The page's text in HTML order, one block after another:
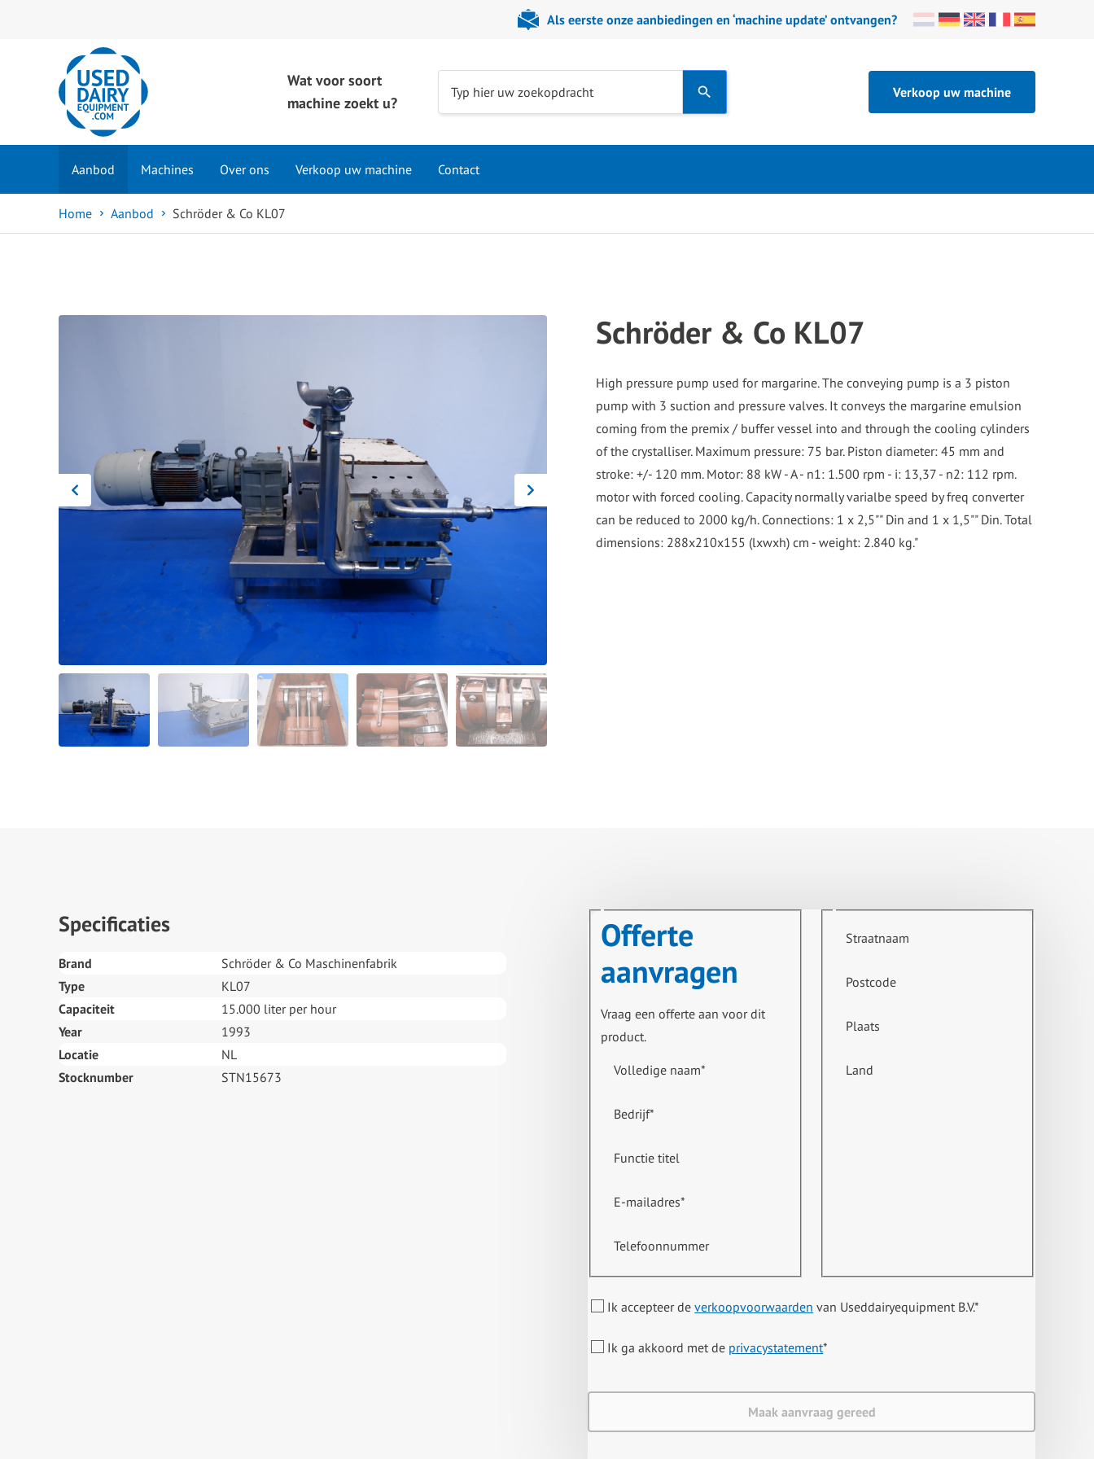
Als eerste onze aanbiedingen en ‘machine update’ ontvangen?
Wat voor soort
machine zoekt u?
Typ hier uw zoekopdracht
and
arrows
enter
the
selected
search
result.
Touch
device
Verkoop uw machine
Aanbod Machines Over ons Verkoop uw machine Contact
Home Aanbod Schröder & Co KL07
Schröder & Co KL07
High pressure pump used for margarine. The conveying pump is a 3 piston
pump with 3 suction and pressure valves. It conveys the margarine emulsion
coming from the premix / buffer vessel into and through the cooling cylinders
of the crystalliser. Maximum pressure: 75 bar. Piston diameter: 45 mm and
stroke: +/- 120 mm. Motor: 88 kW - A - n1: 1.500 rpm - i: 13,37 - n2: 112 rpm.
motor with forced cooling. Capacity normally varialbe speed by freq converter
can be reduced to 2000 kg/h. Connections: 1 x 2,5"" Din and 1 x 1,5"" Din. Total
dimensions: 288x210x155 (lxwxh) cm - weight: 2.840 kg."
Specificaties
Brand
Schröder & Co Maschinenfabrik
Type
KL07
Capaciteit
15.000 liter per hour
Year
1993
Locatie
NL
Stocknumber
STN15673
Offerte
aanvragen
Vraag een offerte aan voor dit
product.
Volledige naam*
Bedrijf*
Functie titel
E-mailadres*
Telefoonnummer
Straatnaam
Postcode
Plaats
Land
Ik accepteer deverkoopvoorwaarden van Useddairyequipment B.V.*
Ik ga akkoord met de privacystatement*
Maak aanvraag gereed